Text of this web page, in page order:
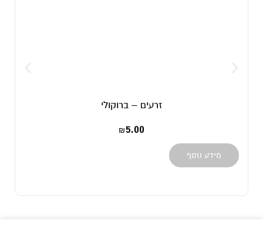
זרעים – ברוקולי
₪5.00
מידע נוסף